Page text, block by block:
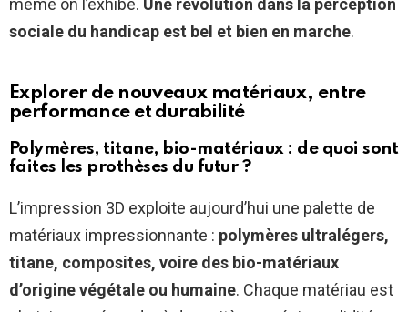
même on l’exhibe. Une révolution dans la perception
sociale du handicap est bel et bien en marche.
Explorer de nouveaux matériaux, entre
performance et durabilité
Polymères, titane, bio-matériaux : de quoi sont
faites les prothèses du futur ?
L’impression 3D exploite aujourd’hui une palette de
matériaux impressionnante : polymères ultralégers,
titane, composites, voire des bio-matériaux
d’origine végétale ou humaine. Chaque matériau est